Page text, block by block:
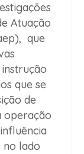
Atuação
que
que se
de
operação
no lado